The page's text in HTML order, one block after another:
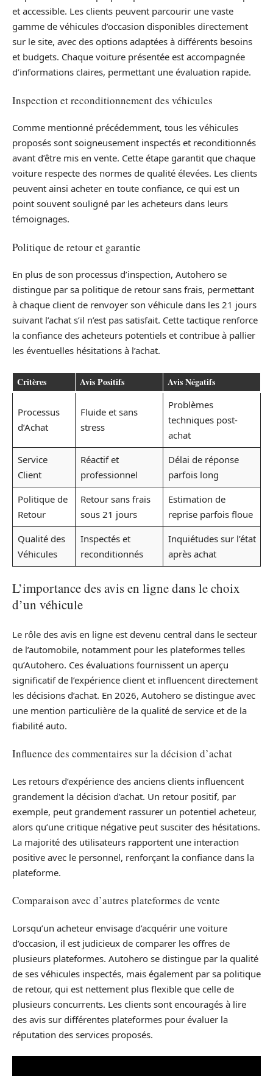
et accessible. Les clients peuvent parcourir une vaste
gamme de véhicules d’occasion disponibles directement
sur le site, avec des options adaptées à différents besoins
et budgets. Chaque voiture présentée est accompagnée
d’informations claires, permettant une évaluation rapide.
Inspection et reconditionnement des véhicules
Comme mentionné précédemment, tous les véhicules
proposés sont soigneusement inspectés et reconditionnés
avant d’être mis en vente. Cette étape garantit que chaque
voiture respecte des normes de qualité élevées. Les clients
peuvent ainsi acheter en toute confiance, ce qui est un
point souvent souligné par les acheteurs dans leurs
témoignages.
Politique de retour et garantie
En plus de son processus d’inspection, Autohero se
distingue par sa politique de retour sans frais, permettant
à chaque client de renvoyer son véhicule dans les 21 jours
suivant l’achat s’il n’est pas satisfait. Cette tactique renforce
la confiance des acheteurs potentiels et contribue à pallier
les éventuelles hésitations à l’achat.
Critères Avis Positifs Avis Négatifs
Processus
d’Achat
Fluide et sans
stress
Problèmes
techniques post-
achat
Service
Client
Réactif et
professionnel
Délai de réponse
parfois long
Politique de
Retour
Retour sans frais
sous 21 jours
Estimation de
reprise parfois floue
Qualité des
Véhicules
Inspectés et
reconditionnés
Inquiétudes sur l’état
après achat
L’importance des avis en ligne dans le choix
d’un véhicule
Le rôle des avis en ligne est devenu central dans le secteur
de l’automobile, notamment pour les plateformes telles
qu’Autohero. Ces évaluations fournissent un aperçu
significatif de l’expérience client et influencent directement
les décisions d’achat. En 2026, Autohero se distingue avec
une mention particulière de la qualité de service et de la
fiabilité auto.
Influence des commentaires sur la décision d’achat
Les retours d’expérience des anciens clients influencent
grandement la décision d’achat. Un retour positif, par
exemple, peut grandement rassurer un potentiel acheteur,
alors qu’une critique négative peut susciter des hésitations.
La majorité des utilisateurs rapportent une interaction
positive avec le personnel, renforçant la confiance dans la
plateforme.
Comparaison avec d’autres plateformes de vente
Lorsqu’un acheteur envisage d’acquérir une voiture
d’occasion, il est judicieux de comparer les offres de
plusieurs plateformes. Autohero se distingue par la qualité
de ses véhicules inspectés, mais également par sa politique
de retour, qui est nettement plus flexible que celle de
plusieurs concurrents. Les clients sont encouragés à lire
des avis sur différentes plateformes pour évaluer la
réputation des services proposés.